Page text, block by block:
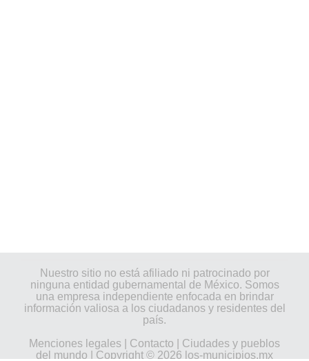
Nuestro sitio no está afiliado ni patrocinado por
ninguna entidad gubernamental de México. Somos
una empresa independiente enfocada en brindar
información valiosa a los ciudadanos y residentes del
país.
Menciones legales
Contacto
Ciudades y pueblos
del mundo | Copyright © 2026 los-municipios.mx